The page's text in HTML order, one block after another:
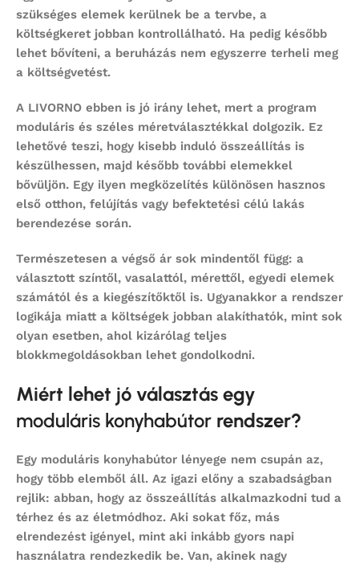
szükséges elemek kerülnek be a tervbe, a
költségkeret jobban kontrollálható. Ha pedig később
lehet bővíteni, a beruházás nem egyszerre terheli meg
a költségvetést.
A LIVORNO ebben is jó irány lehet, mert a program
moduláris és széles méretválasztékkal dolgozik. Ez
lehetővé teszi, hogy kisebb induló összeállítás is
készülhessen, majd később további elemekkel
bővüljön. Egy ilyen megközelítés különösen hasznos
első otthon, felújítás vagy befektetési célú lakás
berendezése során.
Természetesen a végső ár sok mindentől függ: a
választott színtől, vasalattól, mérettől, egyedi elemek
számától és a kiegészítőktől is. Ugyanakkor a rendszer
logikája miatt a költségek jobban alakíthatók, mint sok
olyan esetben, ahol kizárólag teljes
blokkmegoldásokban lehet gondolkodni.
Miért lehet jó választás egy
moduláris konyhabútor rendszer?
Egy moduláris konyhabútor lényege nem csupán az,
hogy több elemből áll. Az igazi előny a szabadságban
rejlik: abban, hogy az összeállítás alkalmazkodni tud a
térhez és az életmódhoz. Aki sokat főz, más
elrendezést igényel, mint aki inkább gyors napi
használatra rendezkedik be. Van, akinek nagy